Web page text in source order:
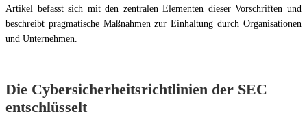
Artikel befasst sich mit den zentralen Elementen dieser Vorschriften und
beschreibt pragmatische Maßnahmen zur Einhaltung durch Organisationen
und Unternehmen.
Die Cybersicherheitsrichtlinien der SEC
entschlüsselt